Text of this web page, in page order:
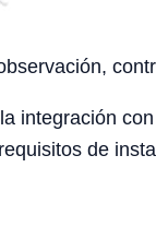
integración
de